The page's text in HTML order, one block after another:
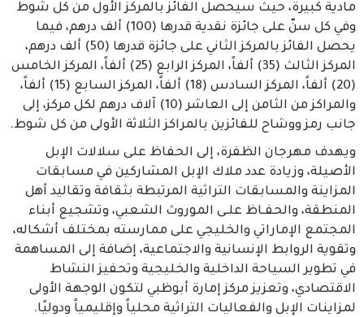
مادية كبيرة، حيث سيحصل الفائز بالمركز الأول من كل شوط
وفي كل سنّ على جائزة نقدية قدرها (100) ألف درهم، فيما
يحصل الفائز بالمركز الثاني على جائزة قدرها (50) ألف درهم،
المركز الثالث (35) ألفاً، المركز الرابع (25) ألفاً، المركز الخامس
(20) ألفاً، المركز السادس (18) ألفاً، المركز السابع (15) ألفاً،
والمراكز من الثامن إلى العاشر (10) آلاف درهم لكل مركز، إلى
جانب رمز ووشاح للفائزين بالمراكز الثلاثة الأولى من كل شوط.
ويهدف مهرجان الظفرة، إلى الحفاظ على سلالات الإبل
الأصيلة، وزيادة عدد ملاك الإبل المشاركين في مسابقات
المزاينة والمسابقات التراثية المرتبطة بثقافة وتقاليد أهل
المنطقة، والحفـاظ علـى الموروث الشعبي، وتشجيع أبناء
المجتمع الإماراتي والخليجي على ممارسته بمختلف أشكاله،
وتقوية الروابط الإنسانية والاجتماعية، إضافة إلى المساهمة
في تطوير السياحة الداخلية والخليجية وتحفيز النشاط
الاقتصادي، وتعزيز مركز إمارة أبوظبي لتكون الوجهة الأولى
لمزاينات الإبل والفعاليات التراثية محلياً وإقليمياً ودوليًا.